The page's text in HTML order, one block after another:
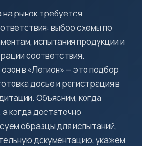
рынок требуется
выбор схемы по
испытания продукции и
соответствия.
в «Легион» — это подбор
досье и регистрация в
Объясним, когда
когда достаточно
образцы для испытаний,
документацию, укажем